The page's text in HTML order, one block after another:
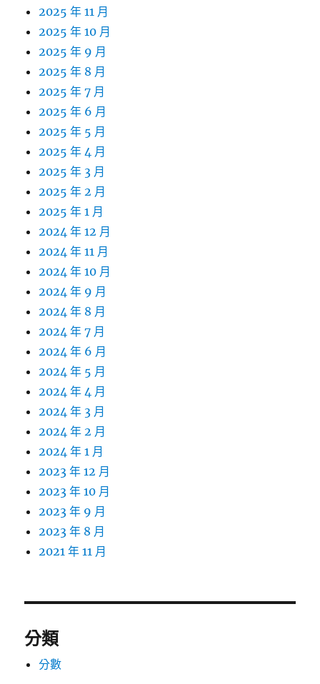
2025 年 11 月
2025 年 10 月
2025 年 9 月
2025 年 8 月
2025 年 7 月
2025 年 6 月
2025 年 5 月
2025 年 4 月
2025 年 3 月
2025 年 2 月
2025 年 1 月
2024 年 12 月
2024 年 11 月
2024 年 10 月
2024 年 9 月
2024 年 8 月
2024 年 7 月
2024 年 6 月
2024 年 5 月
2024 年 4 月
2024 年 3 月
2024 年 2 月
2024 年 1 月
2023 年 12 月
2023 年 10 月
2023 年 9 月
2023 年 8 月
2021 年 11 月
分類
分數